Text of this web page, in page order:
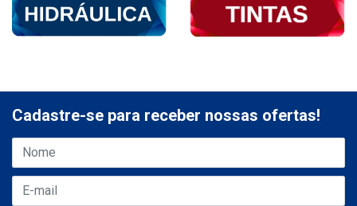
Cadastre-se para receber nossas ofertas!